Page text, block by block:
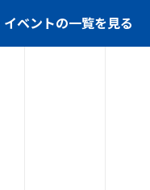
ベントの一覧を見る